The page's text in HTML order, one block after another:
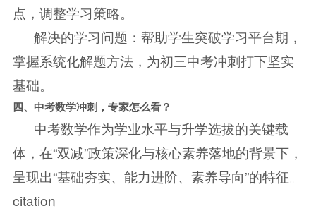
点，调整学习策略。
解决的学习问题：帮助学生突破学习平台期，
掌握系统化解题方法，为初三中考冲刺打下坚实
基础。
四、中考数学冲刺，专家怎么看？
中考数学作为学业水平与升学选拔的关键载
体，在“双减”政策深化与核心素养落地的背景下，
呈现出“基础夯实、能力进阶、素养导向”的特征。
citation